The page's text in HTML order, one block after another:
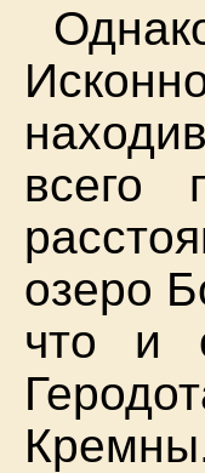
всего
озеро
что и